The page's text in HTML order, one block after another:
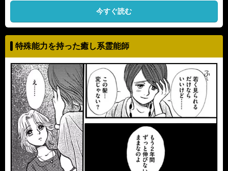
今すぐ読む
特殊能力を持った癒し系霊能師